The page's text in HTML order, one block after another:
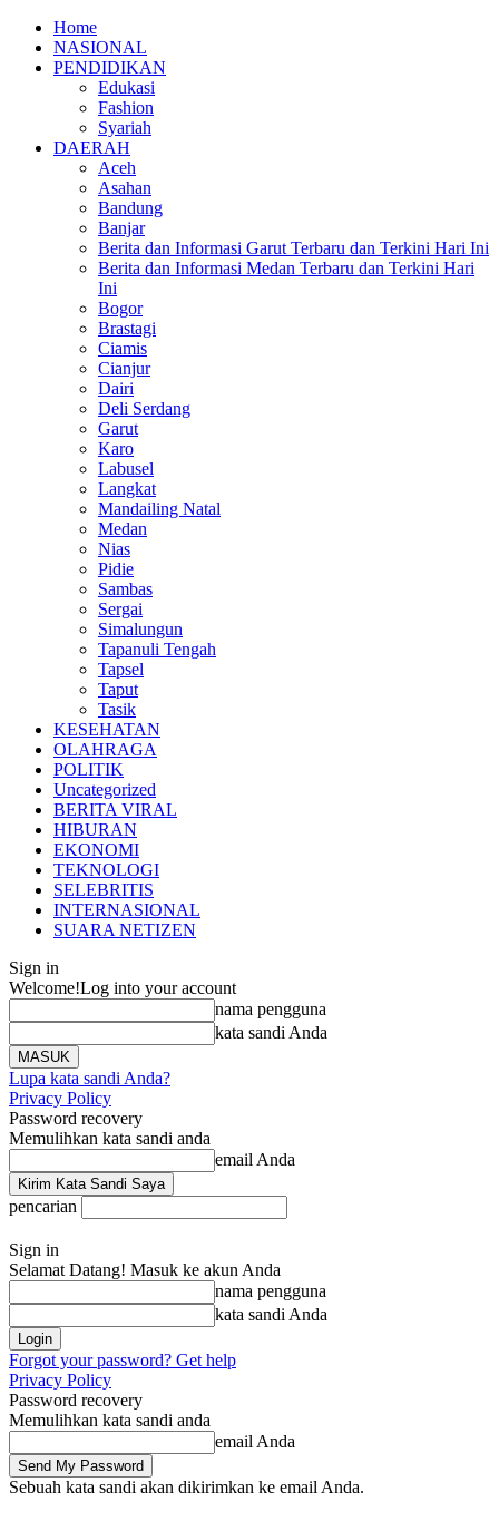
Home
NASIONAL
PENDIDIKAN
Edukasi
Fashion
Syariah
DAERAH
Aceh
Asahan
Bandung
Banjar
Berita dan Informasi Garut Terbaru dan Terkini Hari Ini
Berita dan Informasi Medan Terbaru dan Terkini Hari
Ini
Bogor
Brastagi
Ciamis
Cianjur
Dairi
Deli Serdang
Garut
Karo
Labusel
Langkat
Mandailing Natal
Medan
Nias
Pidie
Sambas
Sergai
Simalungun
Tapanuli Tengah
Tapsel
Taput
Tasik
KESEHATAN
OLAHRAGA
POLITIK
Uncategorized
BERITA VIRAL
HIBURAN
EKONOMI
TEKNOLOGI
SELEBRITIS
INTERNASIONAL
SUARA NETIZEN
Sign in
Welcome!Log into your account
nama pengguna
kata sandi Anda
Lupa kata sandi Anda?
Privacy Policy
Password recovery
Memulihkan kata sandi anda
email Anda
pencarian
Sign in
Selamat Datang! Masuk ke akun Anda
nama pengguna
kata sandi Anda
Forgot your password? Get help
Privacy Policy
Password recovery
Memulihkan kata sandi anda
email Anda
Sebuah kata sandi akan dikirimkan ke email Anda.